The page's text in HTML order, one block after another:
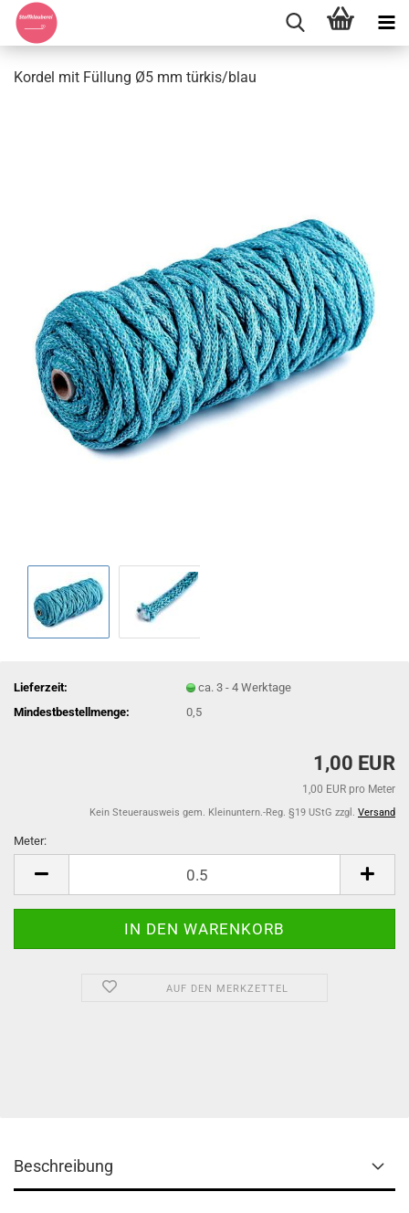
Kordel mit Füllung Ø5 mm türkis/blau
Lieferzeit:
ca. 3 - 4 Werktage
Mindestbestellmenge:
0,5
1,00 EUR
1,00 EUR pro Meter
Kein Steuerausweis gem. Kleinuntern.-Reg. §19 UStG zzgl. Versand
Meter:
AUF DEN MERKZETTEL
Beschreibung